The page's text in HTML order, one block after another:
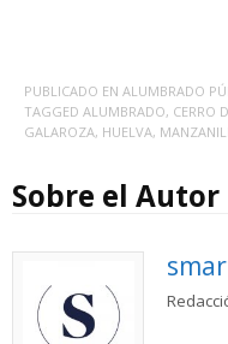
PUBLICADO EN ALUMBRADO
TAGGED ALUMBRADO, CERRO
GALAROZA, HUELVA,
Sobre el Autor